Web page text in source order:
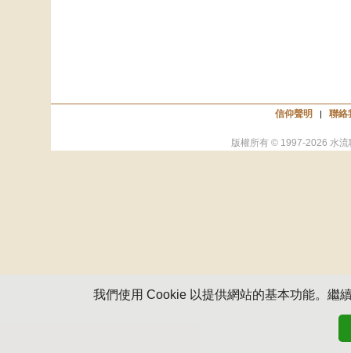
信仰聲明 聯絡
版權所有 © 1997-2026 水流
我們使用 Cookie 以提供網站的基本功能。繼